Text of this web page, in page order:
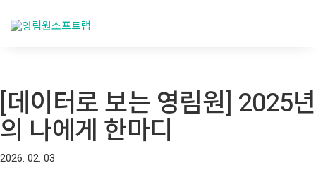
[데이터로 보는 영림원] 2025년
의 나에게 한마디
2026. 02. 03